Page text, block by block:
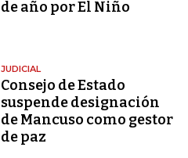
de año por El Niño
JUDICIAL
Consejo de Estado
suspende designación
de Mancuso como gestor
de paz